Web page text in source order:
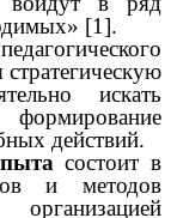
[1].
искать
действий.
состоит в
и методов